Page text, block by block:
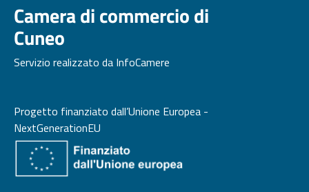
Camera di commercio di
Cuneo
Servizio realizzato da InfoCamere
Progetto finanziato dall’Unione Europea -
NextGenerationEU